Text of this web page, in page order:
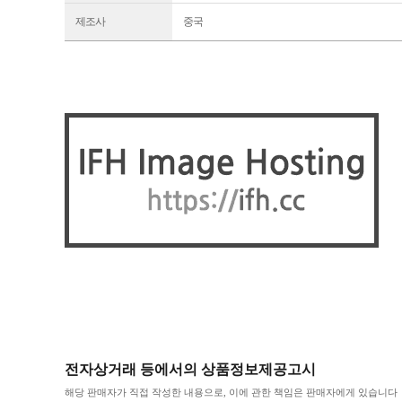
제조사 중국
전자상거래 등에서의 상품정보제공고시
해당 판매자가 직접 작성한 내용으로, 이에 관한 책임은 판매자에게 있습니다